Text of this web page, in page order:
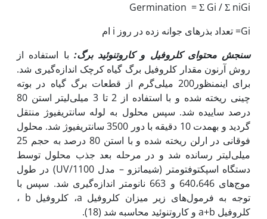
Germination = Σ Gi / Σ niGi
Gi= تعداد بذرهای جوانه زده در روز i ام
سنجش محتوای کلروفیل و کاروتنوئید برگ: با استفاده از
روش آرنون مقدار کلروفیل برگ گیاه کرچک اندازه‌گیری شد.
برای این‫منظور200 میلی‌گرم از قطعات برگ گیاه در بوته
چینی ریخته شده و با استفاده از 2 تا 3 میلی‌لیتر استن 80
درصد ساییده شد. سپس محلول به لوله سانتریفیوژ منتقل
گردید و به‫مدت 10 دقیقه با دور 3500 سانتریفیوژ شد. محلول
فوقانی در ارلن ریخته شده و با استن 80 درصد به حجم 25
میلی‌لیتر رسانده شد و در مرحله بعد جذب محلول توسط
دستگاه اسپکتوفتومتر (شیماتزو – مدل UV/1100) در طول
موج‌های 640،646 و 663 نانومتر اندازه‌گیری شد. سپس با
توجه به فرمول‌های زیر میزان کلروفیل a، کلروفیل b ،
کلروفیل a+b و کاروتنوئید محاسبه شد (18).